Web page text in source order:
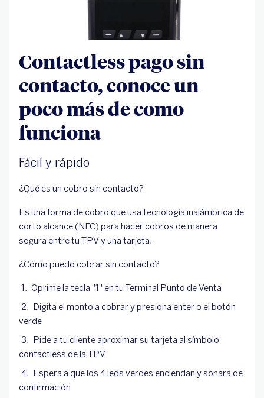
Contactless pago sin
contacto, conoce un
poco más de como
funciona
Fácil y rápido
¿Qué es un cobro sin contacto?
Es una forma de cobro que usa tecnología inalámbrica de
corto alcance (NFC) para hacer cobros de manera
segura entre tu TPV y una tarjeta.
¿Cómo puedo cobrar sin contacto?
Oprime la tecla "1" en tu Terminal Punto de Venta
Digita el monto a cobrar y presiona enter o el botón
verde
Pide a tu cliente aproximar su tarjeta al símbolo
contactless de la TPV
Espera a que los 4 leds verdes enciendan y sonará de
confirmación